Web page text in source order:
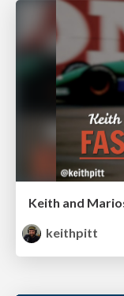
Keith and
keithpitt